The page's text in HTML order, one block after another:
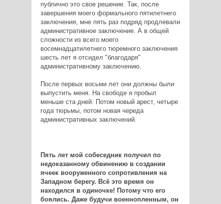
публично это свое решение. Так, после
завершения моего формального пятилетнего
заключения, мне пять раз подряд продлевали
административное заключение. А в общей
сложности из всего моего
восемнадцатилетнего тюремного заключения
шесть лет я отсидел "благодаря"
административному заключению.
После первых восьми лет они должны были
выпустить меня. На свободе я пробыл
меньше ста дней. Потом новый арест, четыре
года тюрьмы, потом новая череда
административных заключений.
Пять лет мой собеседник получил по
недоказанному обвинению в создании
ячеек вооруженного сопротивления на
Западном берегу. Всё это время он
находился в одиночке! Потому что его
боялись. Даже будучи военнопленным, он